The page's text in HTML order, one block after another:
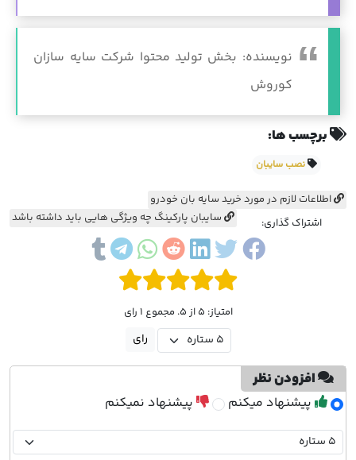
نویسنده: بخش تولید محتوا شرکت سایه سازان
کوروش
برچسب ها:
نصب سایبان
اطلاعات لازم در مورد خرید سایه بان خودرو
سایبان پارکینگ چه ویژگی‌ هایی باید داشته باشد
اشتراک گذاری:
امتیاز: 5 از 5. مجموع 1 رای
افزودن نظر
پیشنهاد میکنم پیشنهاد نمیکنم